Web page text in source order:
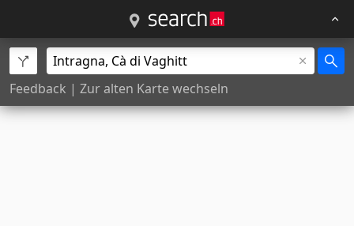
Feedback | Zur alten Karte wechseln